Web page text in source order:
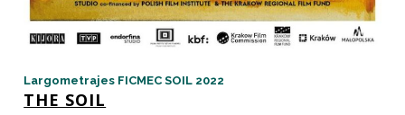
Largometrajes FICMEC SOIL 2022
THE SOIL